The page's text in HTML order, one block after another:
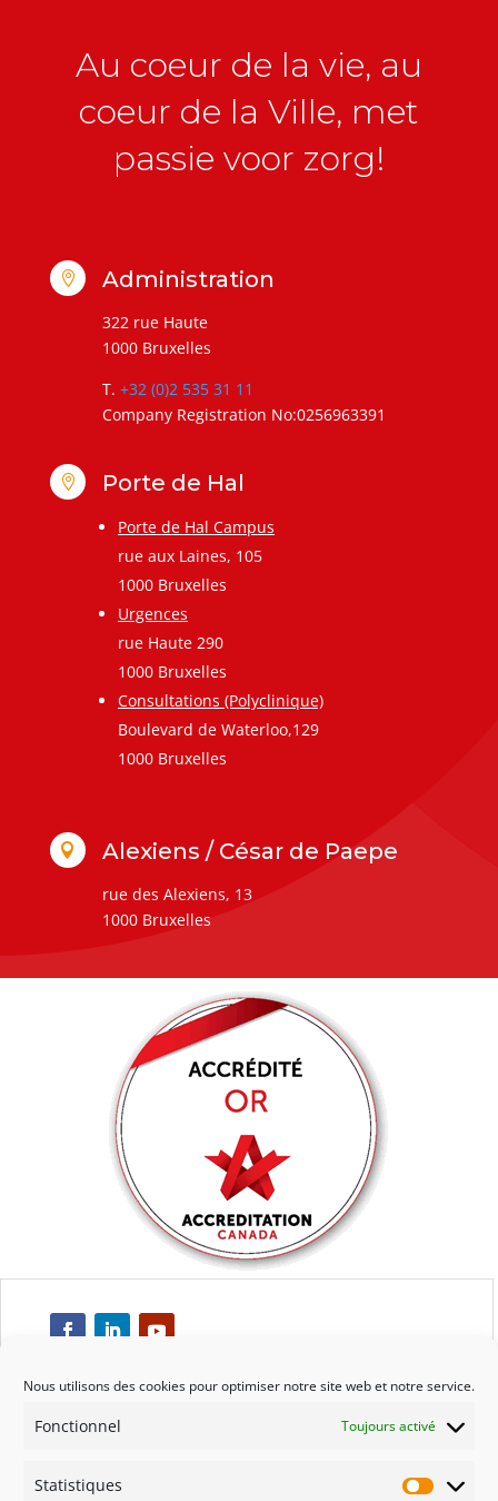
Nous utilisons des cookies pour optimiser notre site web et notre service.
Fonctionnel Toujours activé
Statistiques
Au coeur de la vie, au
coeur de la Ville, met
passie voor zorg!
 Administration
322 rue Haute
1000 Bruxelles
T. +32 (0)2 535 31 11
Company Registration No:0256963391
 Porte de Hal
Porte de Hal Campus
rue aux Laines, 105
1000 Bruxelles
Urgences
rue Haute 290
1000 Bruxelles
Consultations (Polyclinique)
Boulevard de Waterloo,129
1000 Bruxelles
 Alexiens / César de Paepe
rue des Alexiens, 13
1000 Bruxelles
Respect
Engagement